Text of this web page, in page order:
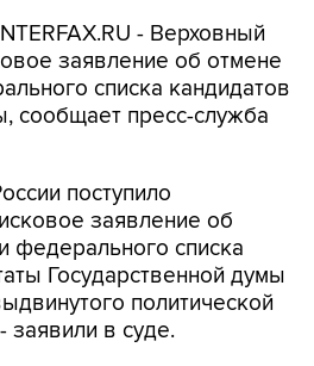
- Верховный
заявление об отмене
списка кандидатов
сообщает пресс-служба
поступило
заявление об
федерального списка
Государственной думы
политической
заявили в суде.